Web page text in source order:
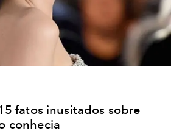
fatos inusitados sobre
conhecia